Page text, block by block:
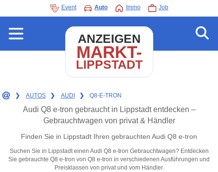
Event Auto Immo Job
ANZEIGEN
MARKT-
LIPPSTADT
❯ AUTOS ❯ AUDI ❯ Q8-E-TRON
Audi Q8 e-tron gebraucht in Lippstadt entdecken –
Gebrauchtwagen von privat & Händler
Finden Sie in Lippstadt Ihren gebrauchten Audi Q8 e-tron
Suchen Sie in Lippstadt einen Audi Q8 e-tron Gebrauchtwagen? Entdecken
Sie gebrauchte Q8 e-tron von Q8 e-tron in verschiedenen Ausführungen und
Preisklassen von privat und vom Händler.